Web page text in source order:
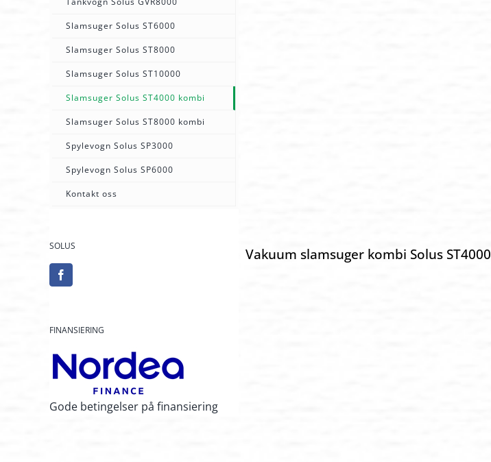
Vakuum slamsuger kombi Solus ST4000
Slamsuger Solus ST6000
Slamsuger Solus ST8000
Slamsuger Solus ST10000
Slamsuger Solus ST4000 kombi
Slamsuger Solus ST8000 kombi
Spylevogn Solus SP3000
Spylevogn Solus SP6000
Kontakt oss
SOLUS
FINANSIERING
Gode betingelser på finansiering